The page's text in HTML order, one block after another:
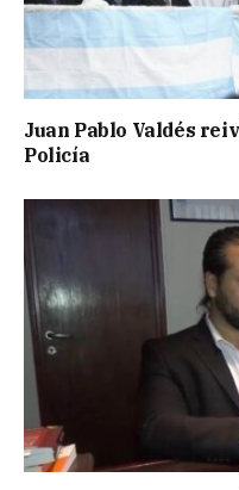
Juan Pablo Valdés
Policía